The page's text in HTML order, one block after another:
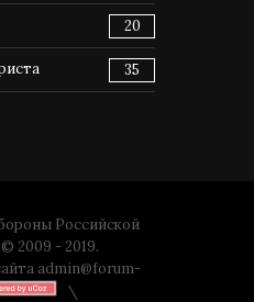
20
35
Российской
2009 - 2019.
admin@forum-